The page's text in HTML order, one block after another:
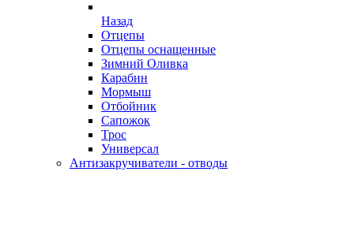
Назад
Отцепы
Отцепы оснащенные
Зимний Оливка
Карабин
Мормыш
Отбойник
Сапожок
Трос
Универсал
Антизакручиватели - отводы